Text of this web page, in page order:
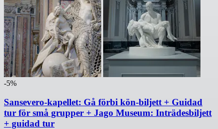
-5%
Sansevero-kapellet: Gå förbi kön-biljett + Guidad
tur för små grupper + Jago Museum: Inträdesbiljett
+ guidad tur